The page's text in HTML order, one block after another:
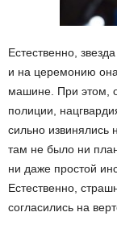
Естественно,
и на церемонию
машине. При этом,
полиции,
сильно извинялись
там не было ни
ни даже простой
Естественно,
согласились на